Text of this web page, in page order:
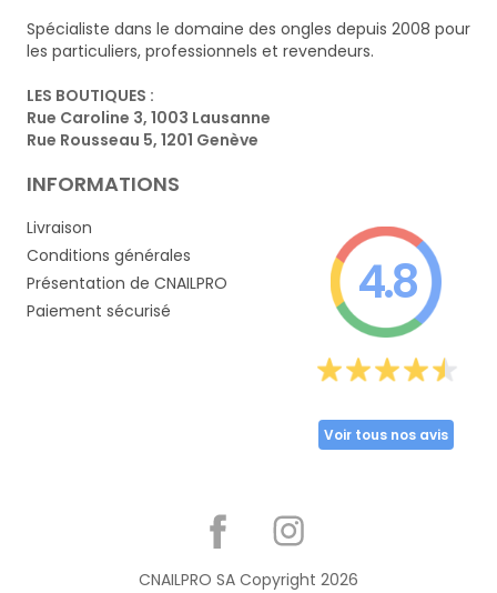
Spécialiste dans le domaine des ongles depuis 2008 pour
les particuliers, professionnels et revendeurs.
LES BOUTIQUES :
Rue Caroline 3, 1003 Lausanne
Rue Rousseau 5, 1201 Genève
INFORMATIONS
Livraison
Conditions générales
Présentation de CNAILPRO
Paiement sécurisé
4.8
Voir tous nos avis
CNAILPRO SA Copyright 2026